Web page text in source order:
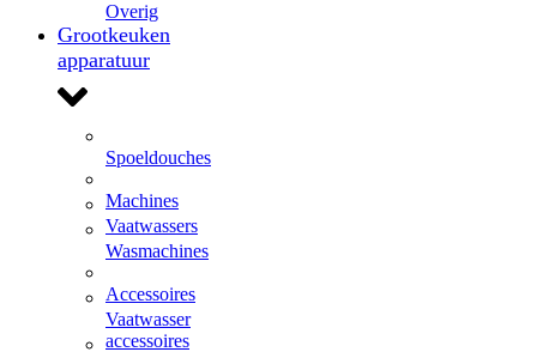
Overig
Grootkeuken
apparatuur
Spoeldouches
Machines
Vaatwassers
Wasmachines
Accessoires
Vaatwasser
accessoires